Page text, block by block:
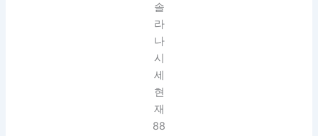
솔
라
나
시
세
현
재
88